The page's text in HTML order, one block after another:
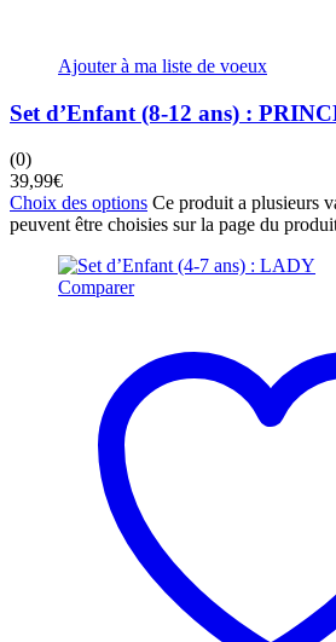
Ajouter à ma liste de voeux
Set d’Enfant (8-12 ans) :
(0)
39,99€
Choix des options Ce produit a plusieurs
peuvent être choisies sur la page du
Comparer